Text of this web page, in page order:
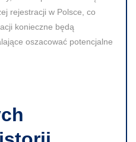
rejestracji w Polsce, co
konieczne będą
oszacować potencjalne